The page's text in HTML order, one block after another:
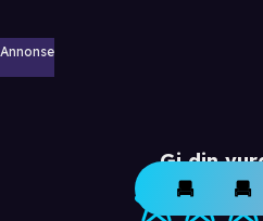
Annonse
Gi din